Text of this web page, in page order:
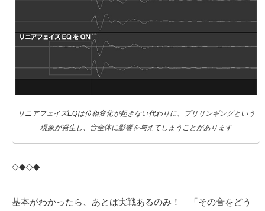
リニアフェイズEQは位相変化が起きない代わりに、プリリンギングという
現象が発生し、音全体に影響を与えてしまうことがあります
◇◆◇◆
基本がわかったら、あとは実戦あるのみ！ 「その音をどう